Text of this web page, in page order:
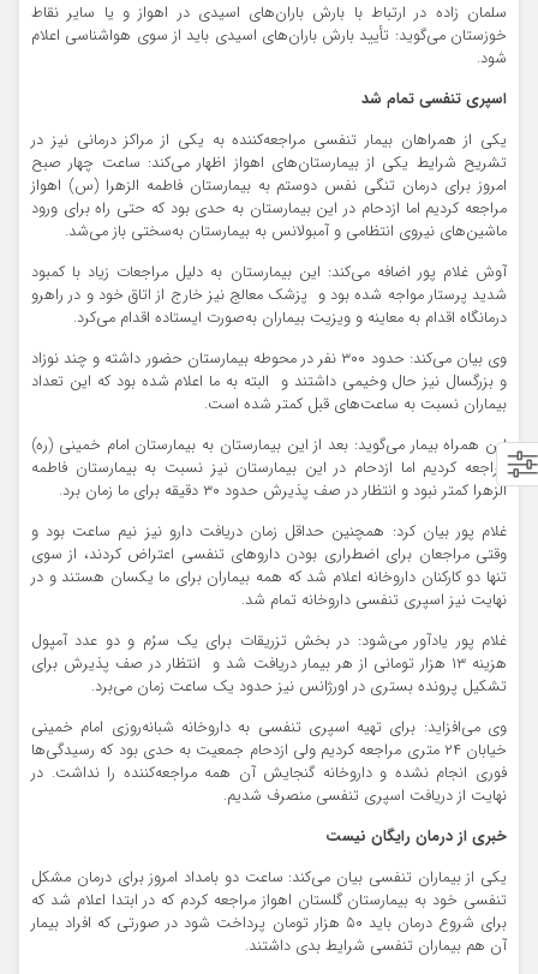
سلمان زاده در ارتباط با بارش باران‌های اسیدی در اهواز و یا سایر نقاط
خوزستان می‌گوید: تأیید بارش باران‌های اسیدی باید از سوی هواشناسی اعلام
شود.
اسپری تنفسی تمام شد
یکی از همراهان بیمار تنفسی مراجعه‌کننده به یکی از مراکز درمانی نیز در
تشریح شرایط یکی از بیمارستان‌های اهواز اظهار می‌کند: ساعت چهار صبح
امروز برای درمان تنگی نفس دوستم به بیمارستان فاطمه الزهرا (س) اهواز
مراجعه کردیم اما ازدحام در این بیمارستان به حدی بود که حتی راه برای ورود
ماشین‌های نیروی انتظامی و آمبولانس به بیمارستان به‌سختی باز می‌شد.
آوش غلام پور اضافه می‌کند: این بیمارستان به دلیل مراجعات زیاد با کمبود
شدید پرستار مواجه شده بود و پزشک معالج نیز خارج از اتاق خود و در راهرو
درمانگاه اقدام به معاینه و ویزیت بیماران به‌صورت ایستاده اقدام می‌کرد.
وی بیان می‌کند: حدود ۳۰۰ نفر در محوطه بیمارستان حضور داشته و چند نوزاد
و بزرگسال نیز حال وخیمی داشتند و البته به ما اعلام شده بود که این تعداد
بیماران نسبت به ساعت‌های قبل کمتر شده است.
این همراه بیمار می‌گوید: بعد از این بیمارستان به بیمارستان امام خمینی (ره)
مراجعه کردیم اما ازدحام در این بیمارستان نیز نسبت به بیمارستان فاطمه
الزهرا کمتر نبود و انتظار در صف پذیرش حدود ۳۰ دقیقه برای ما زمان برد.
غلام پور بیان کرد: همچنین حداقل زمان دریافت دارو نیز نیم ساعت بود و
وقتی مراجعان برای اضطراری بودن داروهای تنفسی اعتراض کردند، از سوی
تنها دو کارکنان داروخانه اعلام شد که همه بیماران برای ما یکسان هستند و در
نهایت نیز اسپری تنفسی داروخانه تمام شد.
غلام پور یادآور می‌شود: در بخش تزریقات برای یک سرُم و دو عدد آمپول
هزینه ۱۳ هزار تومانی از هر بیمار دریافت شد و انتظار در صف پذیرش برای
تشکیل پرونده بستری در اورژانس نیز حدود یک ساعت زمان می‌برد.
وی می‌افزاید: برای تهیه اسپری تنفسی به داروخانه شبانه‌روزی امام خمینی
خیابان ۲۴ متری مراجعه کردیم ولی ازدحام جمعیت به حدی بود که رسیدگی‌ها
فوری انجام نشده و داروخانه گنجایش آن همه مراجعه‌کننده را نداشت. در
نهایت از دریافت اسپری تنفسی منصرف شدیم.
خبری از درمان رایگان نیست
یکی از بیماران تنفسی بیان می‌کند: ساعت دو بامداد امروز برای درمان مشکل
تنفسی خود به بیمارستان گلستان اهواز مراجعه کردم که در ابتدا اعلام شد که
برای شروع درمان باید ۵۰ هزار تومان پرداخت شود در صورتی که افراد بیمار
آن هم بیماران تنفسی شرایط بدی داشتند.